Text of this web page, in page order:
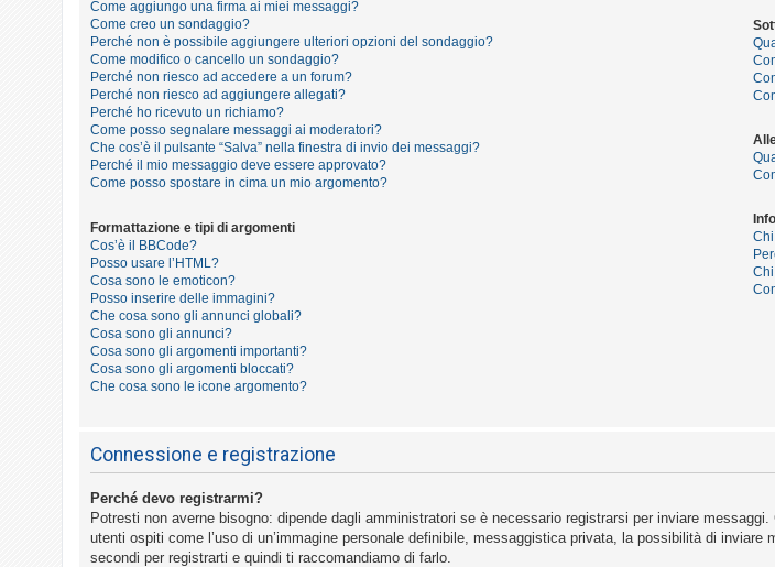
Come aggiungo una firma ai miei messaggi?
Come creo un sondaggio?
Perché non è possibile aggiungere ulteriori opzioni del sondaggio?
Come modifico o cancello un sondaggio?
Perché non riesco ad accedere a un forum?
Perché non riesco ad aggiungere allegati?
Perché ho ricevuto un richiamo?
Come posso segnalare messaggi ai moderatori?
Che cos’è il pulsante “Salva” nella finestra di invio dei messaggi?
Perché il mio messaggio deve essere approvato?
Come posso spostare in cima un mio argomento?
Formattazione e tipi di argomenti
Cos’è il BBCode?
Posso usare l’HTML?
Cosa sono le emoticon?
Posso inserire delle immagini?
Che cosa sono gli annunci globali?
Cosa sono gli annunci?
Cosa sono gli argomenti importanti?
Cosa sono gli argomenti bloccati?
Che cosa sono le icone argomento?
Connessione e registrazione
Perché devo registrarmi?
Potresti non averne bisogno: dipende dagli amministratori se è necessario registrarsi per inviare
utenti ospiti come l’uso di un’immagine personale definibile, messaggistica privata, la possibilità di
secondi per registrarti e quindi ti raccomandiamo di farlo.